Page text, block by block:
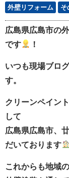
外壁リフォーム そ
広島県広島市の
です
！
いつも現場ブロ
す。
クリーンペイン
して
広島県広島市、
だいております
これからも地域